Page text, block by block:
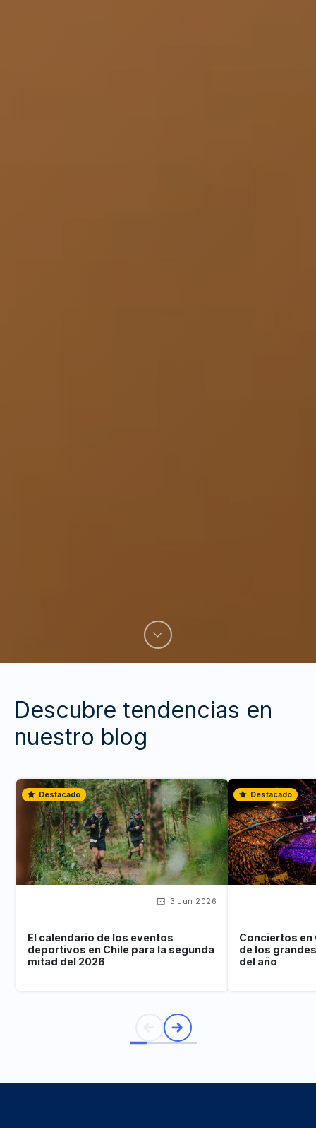
Descubre tendencias en
nuestro blog
Destacado
3 Jun 2026
El calendario de los eventos
deportivos en Chile para la segunda
mitad del 2026
Destacado
Conciertos en
de los
del año